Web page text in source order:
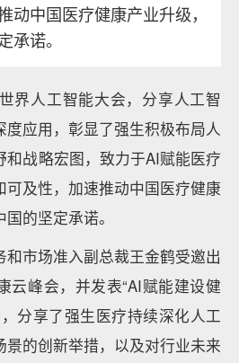
动中国医疗健康产业升级，
承诺。
界人工智能大会，分享人工智
度应用，彰显了强生积极布局人
战略宏图，致力于AI赋能医疗
及性，加速推动中国医疗健康
的坚定承诺。
市场准入副总裁王金鹤受邀出
云峰会，并发表“AI赋能建设健
分享了强生医疗持续深化人工
的创新举措，以及对行业未来